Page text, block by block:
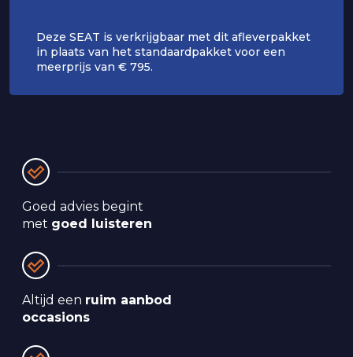
Deze SEAT is verkrijgbaar met dit afleverpakket
in plaats van het standaardpakket voor een
meerprijs van € 795.
Goed advies begint
met goed luisteren
Altijd een ruim aanbod
occasions